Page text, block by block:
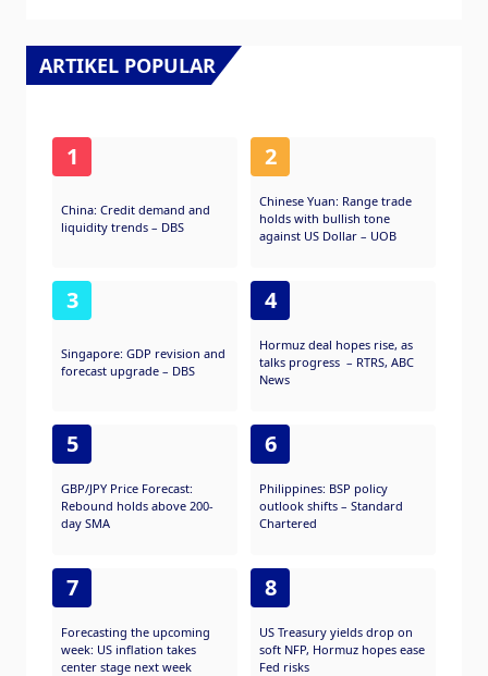
ARTIKEL POPULAR
1
China: Credit demand and
liquidity trends – DBS
2
Chinese Yuan: Range trade
holds with bullish tone
against US Dollar – UOB
3
Singapore: GDP revision and
forecast upgrade – DBS
4
Hormuz deal hopes rise, as
talks progress – RTRS, ABC
News
5
GBP/JPY Price Forecast:
Rebound holds above 200-
day SMA
6
Philippines: BSP policy
outlook shifts – Standard
Chartered
7
Forecasting the upcoming
week: US inflation takes
center stage next week
8
US Treasury yields drop on
soft NFP, Hormuz hopes ease
Fed risks